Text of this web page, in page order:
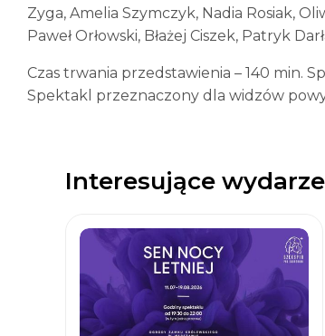
Zyga, Amelia Szymczyk, Nadia Rosiak,
Paweł Orłowski, Błażej Ciszek, Patryk
Czas trwania przedstawienia – 140 min.
Spektakl przeznaczony dla widzów
Interesujące